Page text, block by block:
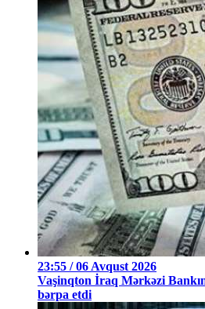
23:55 / 06 Avqust 2026
Vaşinqton İraq Mərkəzi
bərpa etdi